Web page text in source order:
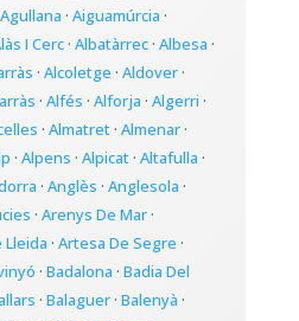
Agullana · Aiguamúrcia ·
I Cerc· Albatàrrec· Albesa ·
· Alcoletge · Aldover·
· Alfés · Alforja · Algerri ·
· Almatret· Almenar·
· Alpens · Alpicat· Altafulla ·
· Anglès · Anglesola ·
· Arenys De Mar·
Lleida · Artesa De Segre ·
· Badalona · Badia Del
· Balaguer· Balenyà ·